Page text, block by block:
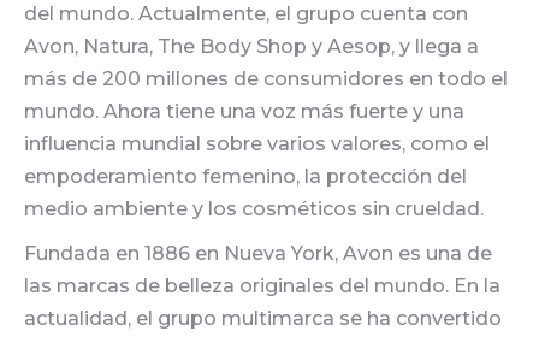
del mundo. Actualmente, el grupo cuenta con
Avon, Natura, The Body Shop y Aesop, y llega a
más de 200 millones de consumidores en todo el
mundo. Ahora tiene una voz más fuerte y una
influencia mundial sobre varios valores, como el
empoderamiento femenino, la protección del
medio ambiente y los cosméticos sin crueldad.
Fundada en 1886 en Nueva York, Avon es una de
las marcas de belleza originales del mundo. En la
actualidad, el grupo multimarca se ha convertido